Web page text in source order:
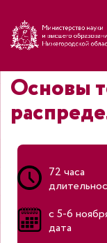
Основы
72 часа
с 5-6
дата